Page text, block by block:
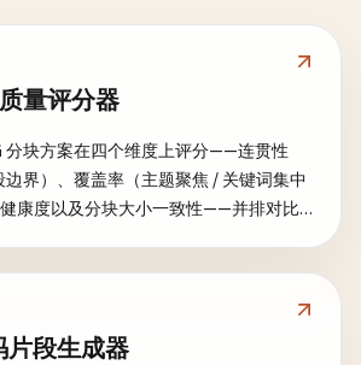
量评分器
分块方案在四个维度上评分——连贯性
边界）、覆盖率（主题聚焦 / 关键词集中
康度以及分块大小一致性——并排对比最
段生成器